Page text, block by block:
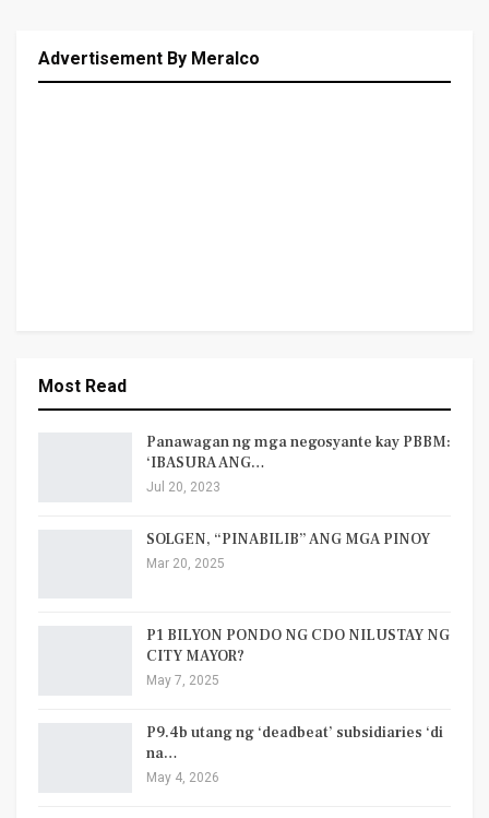
Advertisement By Meralco
Most Read
Panawagan ng mga negosyante kay PBBM:
‘IBASURA ANG…
Jul 20, 2023
SOLGEN, “PINABILIB” ANG MGA PINOY
Mar 20, 2025
P1 BILYON PONDO NG CDO NILUSTAY NG
CITY MAYOR?
May 7, 2025
P9.4b utang ng ‘deadbeat’ subsidiaries ‘di
na…
May 4, 2026